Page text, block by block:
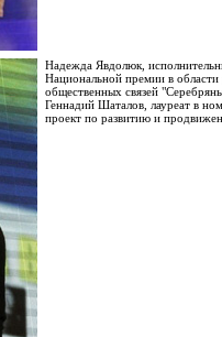
Надежда Явдолюк,
Национальной премии в области
общественных связей
Геннадий Шаталов, лауреат в
проект по развитию и